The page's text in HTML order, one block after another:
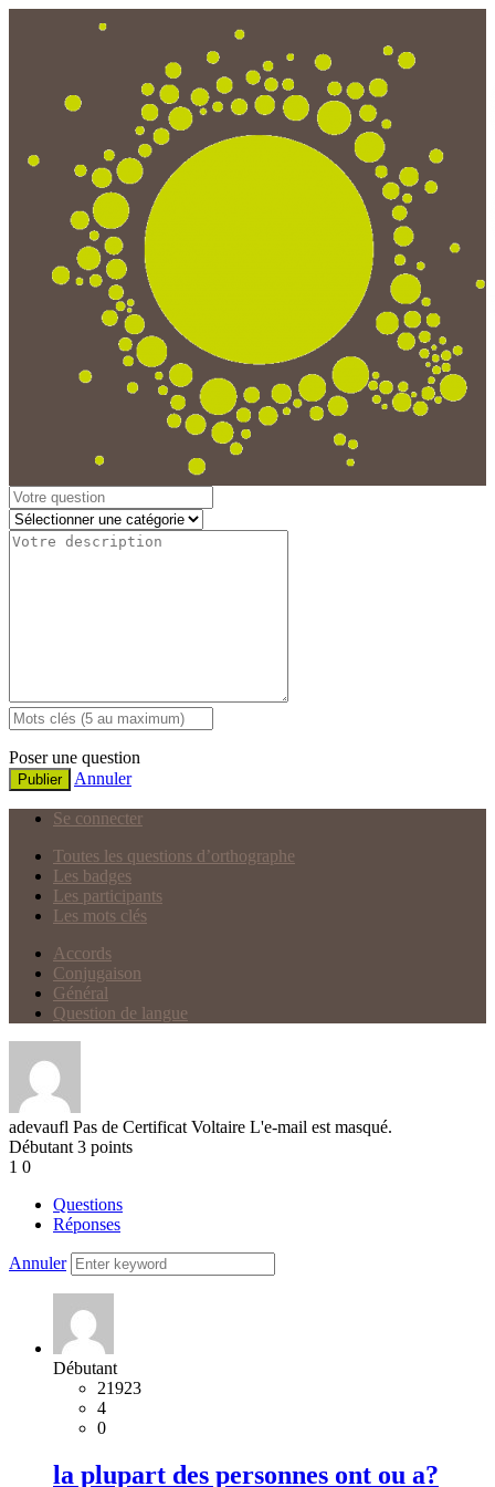
Poser une question
Publier Annuler
Se connecter
Toutes les questions d’orthographe
Les badges
Les participants
Les mots clés
Accords
Conjugaison
Général
Question de langue
adevaufl Pas de Certificat Voltaire L'e-mail est masqué.
Débutant 3 points
1 0
Questions
Réponses
Annuler
Débutant
21923
4
0
la plupart des personnes ont ou a?